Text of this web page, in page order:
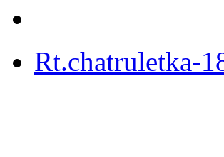
Rt.chatruletka-